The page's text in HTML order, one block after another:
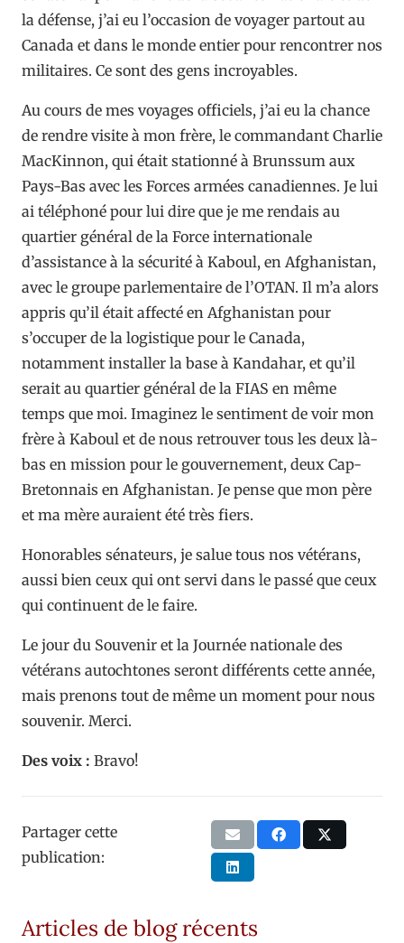
la défense, j’ai eu l’occasion de voyager partout au
Canada et dans le monde entier pour rencontrer nos
militaires. Ce sont des gens incroyables.
Au cours de mes voyages officiels, j’ai eu la chance
de rendre visite à mon frère, le commandant Charlie
MacKinnon, qui était stationné à Brunssum aux
Pays-Bas avec les Forces armées canadiennes. Je lui
ai téléphoné pour lui dire que je me rendais au
quartier général de la Force internationale
d’assistance à la sécurité à Kaboul, en Afghanistan,
avec le groupe parlementaire de l’OTAN. Il m’a alors
appris qu’il était affecté en Afghanistan pour
s’occuper de la logistique pour le Canada,
notamment installer la base à Kandahar, et qu’il
serait au quartier général de la FIAS en même
temps que moi. Imaginez le sentiment de voir mon
frère à Kaboul et de nous retrouver tous les deux là-
bas en mission pour le gouvernement, deux Cap-
Bretonnais en Afghanistan. Je pense que mon père
et ma mère auraient été très fiers.
Honorables sénateurs, je salue tous nos vétérans,
aussi bien ceux qui ont servi dans le passé que ceux
qui continuent de le faire.
Le jour du Souvenir et la Journée nationale des
vétérans autochtones seront différents cette année,
mais prenons tout de même un moment pour nous
souvenir. Merci.
Des voix : Bravo!
Partager cette
publication:
Articles de blog récents